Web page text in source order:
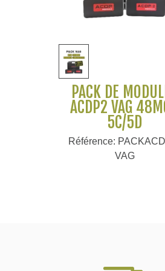
PACK DE
ACDP2 VAG
5C/5D
Référence:
VAG